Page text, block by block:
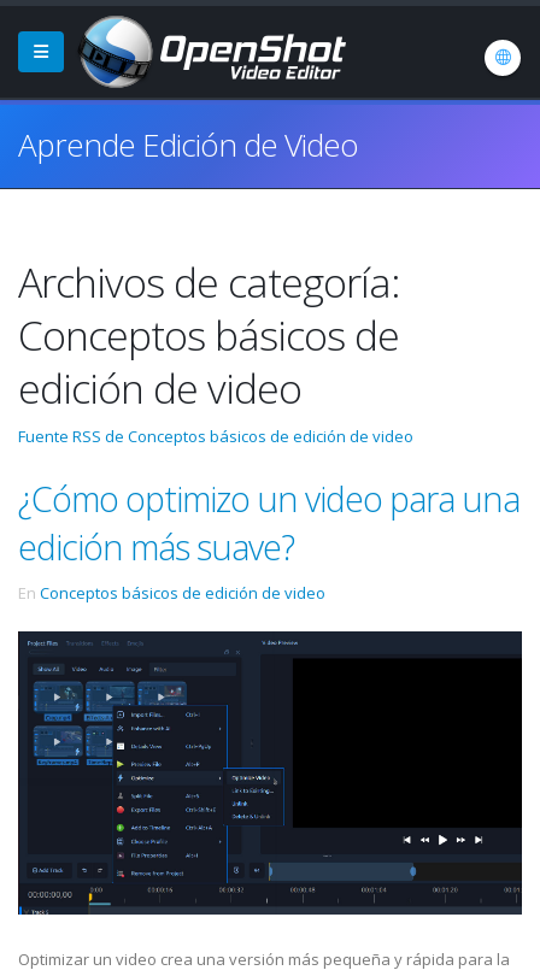
Aprende Edición de Video
Archivos de categoría:
Conceptos básicos de
edición de video
Fuente RSS de Conceptos básicos de edición de video
¿Cómo optimizo un video para una
edición más suave?
En Conceptos básicos de edición de video
Optimizar un video crea una versión más pequeña y rápida para la